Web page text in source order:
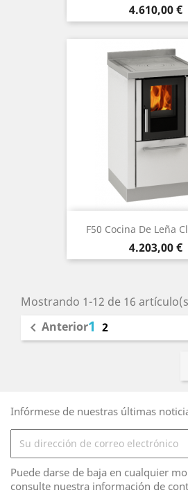
Precio
4.610,00 €
F50 Cocina De Leña
Precio
4.203,00 €
Mostrando 1-12 de 16
 Anterior1 2
Infórmese de nuestras últimas
Puede darse de baja en cualquier
consulte nuestra información de